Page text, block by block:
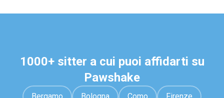
1000+ sitter a cui puoi affidarti su
Pawshake